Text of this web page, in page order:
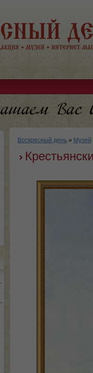
Воскресный день » Музей